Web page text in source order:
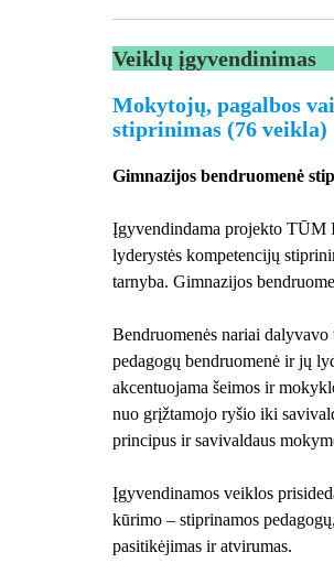
Veiklų įgyvendinimas
Mokytojų, pagalbos
stiprinimas (76 veikla)
Gimnazijos bendruomenė
Įgyvendindama projekto TŪM
lyderystės kompetencijų
tarnyba. Gimnazijos
Bendruomenės nariai
pedagogų bendruomenė ir jų
akcentuojama šeimos ir
nuo grįžtamojo ryšio iki
principus ir savivaldaus
Įgyvendinamos veiklos
kūrimo – stiprinamos
pasitikėjimas ir atvirumas.